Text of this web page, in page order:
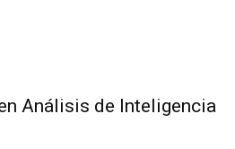
Análisis de Inteligencia